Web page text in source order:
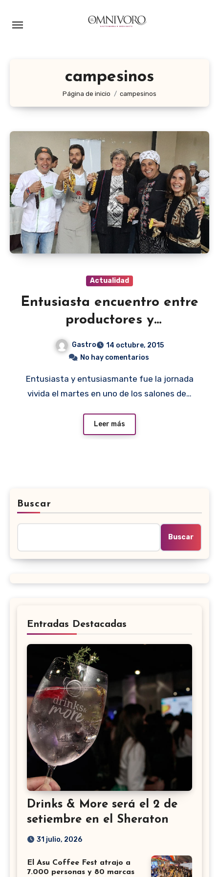
campesinos
Página de inicio campesinos
Actualidad
Entusiasta encuentro entre
productores y
consumidores
Gastro
14 octubre, 2015
No hay comentarios
Entusiasta y entusiasmante fue la jornada
vivida el martes en uno de los salones de…
Leer más
Buscar
Buscar
Entradas Destacadas
Drinks & More será el 2 de
setiembre en el Sheraton
31 julio, 2026
El Asu Coffee Fest atrajo a
7.000 personas y 80 marcas